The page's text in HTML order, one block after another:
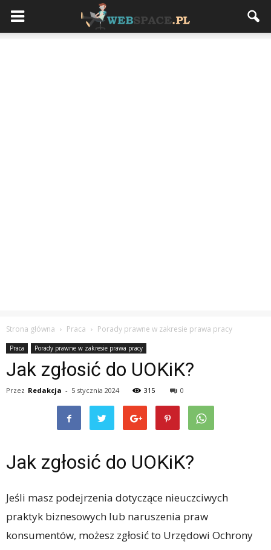
Strona główna Praca Porady prawne w zakresie prawa pracy
Praca Porady prawne w zakresie prawa pracy
Jak zgłosić do UOKiK?
Przez Redakcja - 5 stycznia 2024 315 0
Jak zgłosić do UOKiK?
Jeśli masz podejrzenia dotyczące nieuczciwych
praktyk biznesowych lub naruszenia praw
konsumentów, możesz zgłosić to Urzędowi Ochrony